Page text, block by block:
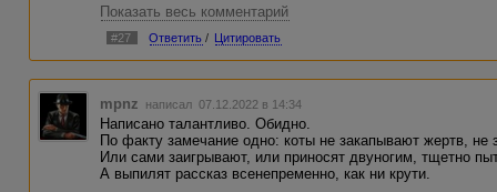
и по поводу детективности истории - кот просто заметил
Показать весь комментарий
#27 Ответить / Цитировать
mpnz написал 07.12.2022 в 14:34
Написано талантливо. Обидно.
По факту замечание одно: коты не закапывают жертв, не
Или сами заигрывают, или приносят двуногим, тщетно
А выпилят рассказ всенепременно, как ни крути.